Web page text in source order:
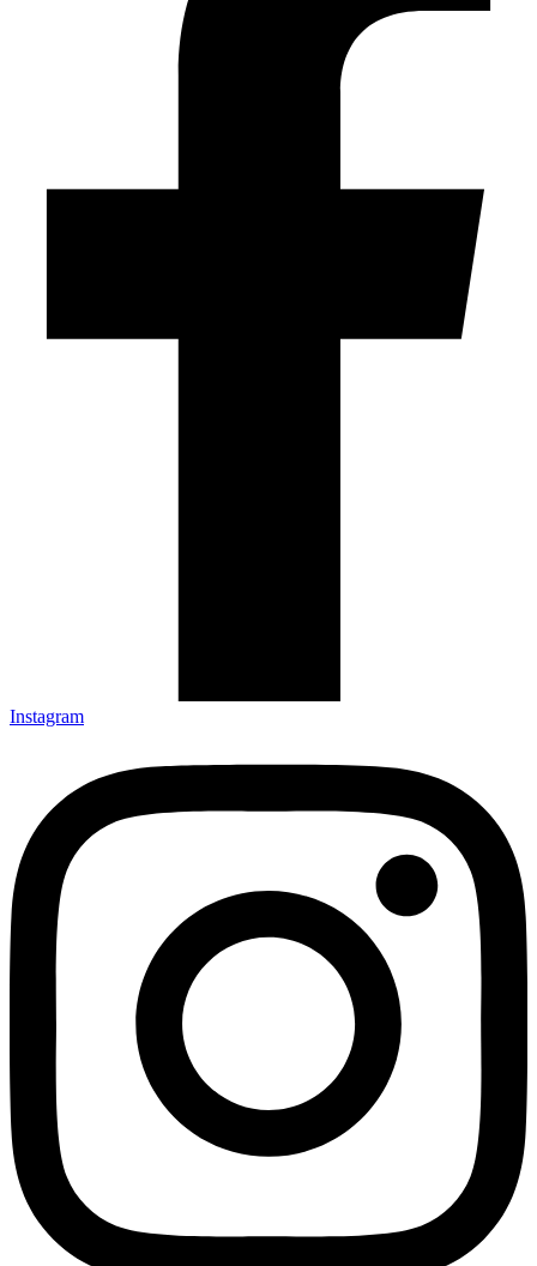
Instagram